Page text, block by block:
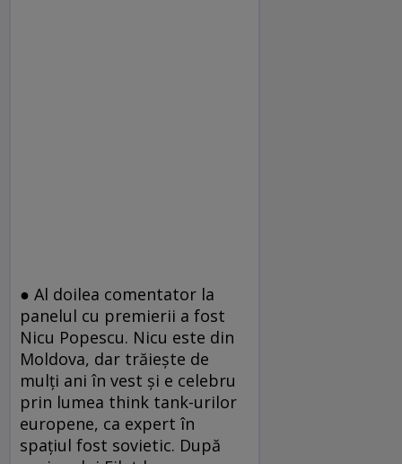
● Al doilea comentator la
panelul cu premierii a fost
Nicu Popescu. Nicu este din
Moldova, dar trăieşte de
mulţi ani în vest şi e celebru
prin lumea think tank-urilor
europene, ca expert în
spaţiul fost sovietic. După